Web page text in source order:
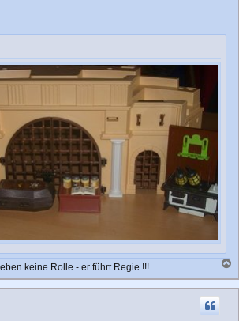
keine Rolle - er führt Regie !!!
a
c